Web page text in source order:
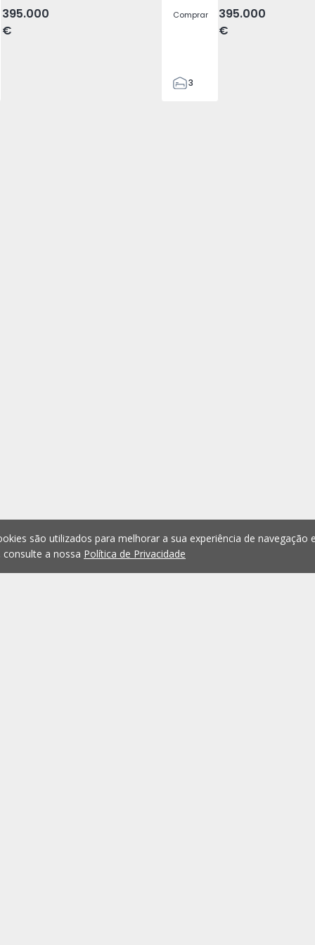
395.000
€
Comprar
395.000
€
3
são utilizados para melhorar a sua experiência de navegação
a nossa Política de Privacidade